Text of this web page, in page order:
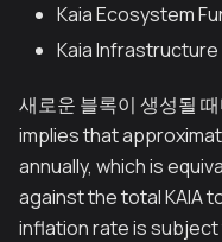
Kaia Ecosystem
Kaia Infrastructure
새로운 블록이 생성될
implies that
annually, which is
against the total KAIA
inflation rate is